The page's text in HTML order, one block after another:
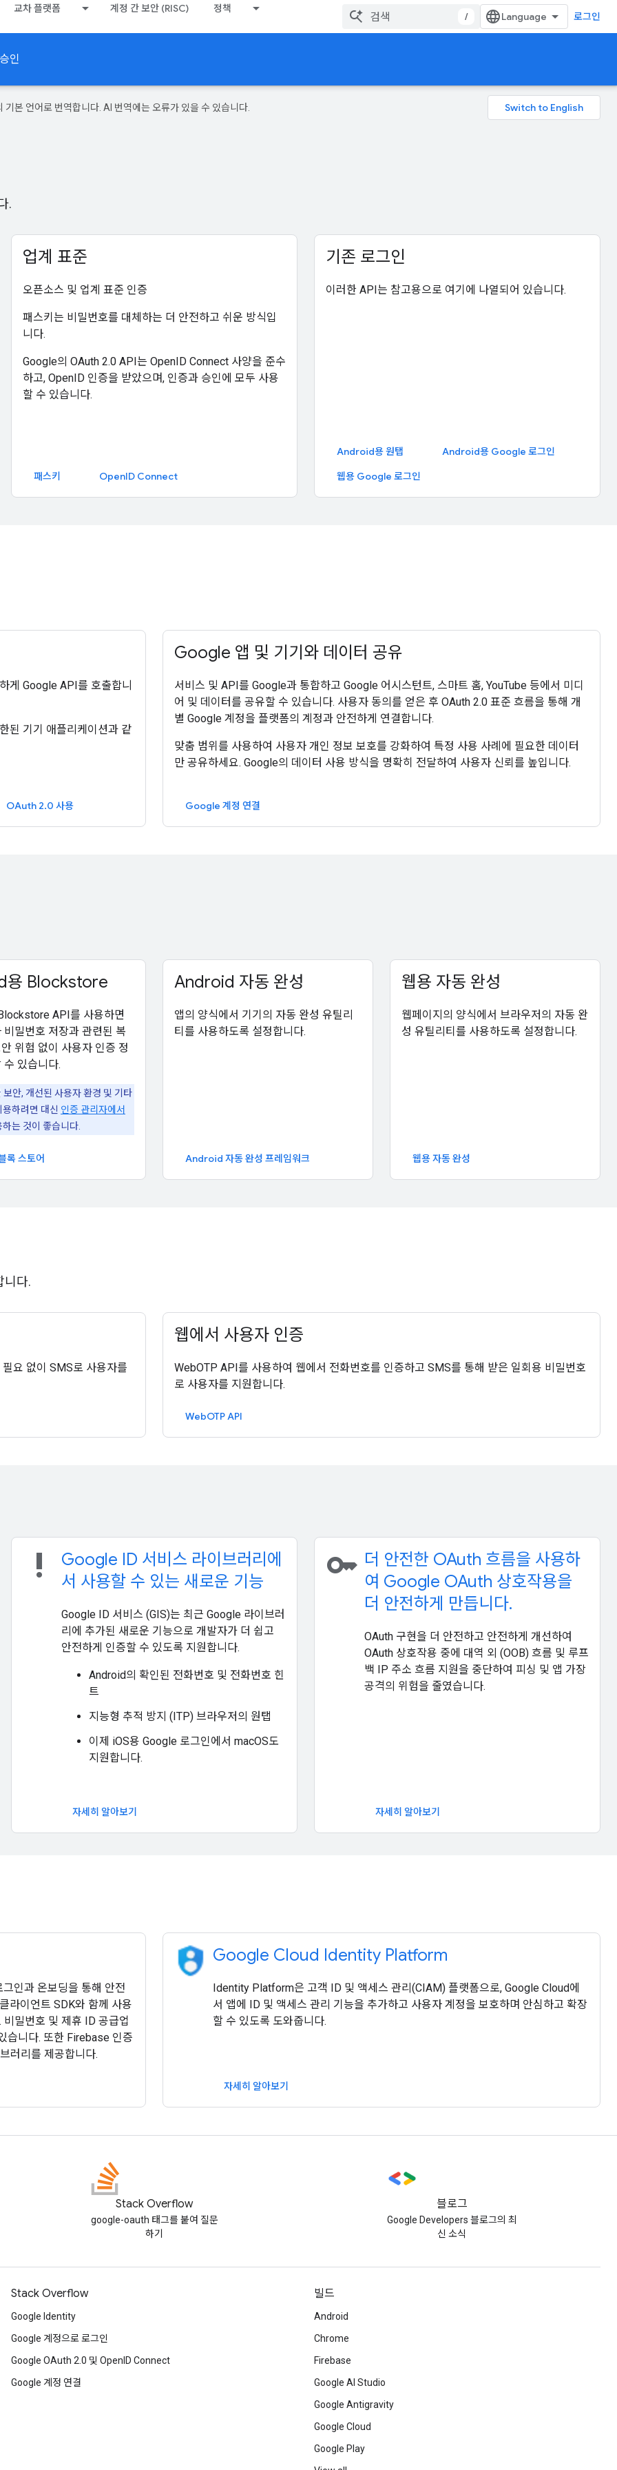
교차 플랫폼 계정 간 보안 (RISC) 정책
/ 로그인
인
기본 언어로 번역합니다. AI 번역에는 오류가 있을 수 있습니다.
.
업계 표준
오픈소스 및 업계 표준 인증
패스키는 비밀번호를 대체하는 더 안전하고 쉬운 방식입
니다.
Google의 OAuth 2.0 API는 OpenID Connect 사양을 준수
하고, OpenID 인증을 받았으며, 인증과 승인에 모두 사용
할 수 있습니다.
패스키 OpenID Connect
기존 로그인
이러한 API는 참고용으로 여기에 나열되어 있습니다.
Android용 원탭
Android용 Google 로그인
웹용 Google 로그인
게 Google API를 호출합니
된 기기 애플리케이션과 같
OAuth 2.0 사용
Google 앱 및 기기와 데이터 공유
서비스 및 API를 Google과 통합하고 Google 어시스턴트, 스마트 홈, YouTube 등에서 미디
어 및 데이터를 공유할 수 있습니다. 사용자 동의를 얻은 후 OAuth 2.0 표준 흐름을 통해 개
별 Google 계정을 플랫폼의 계정과 안전하게 연결합니다.
맞춤 범위를 사용하여 사용자 개인 정보 보호를 강화하여 특정 사용 사례에 필요한 데이터
만 공유하세요. Google의 데이터 사용 방식을 명확히 전달하여 사용자 신뢰를 높입니다.
Google 계정 연결
용 Blockstore
API를 사용하면
비밀번호 저장과 관련된 복
안 위험 없이 사용자 인증 정
수 있습니다.
보안, 개선된 사용자 환경 및 기타
용하려면 대신 인증 관리자에서
는 것이 좋습니다.
록 스토어
Android 자동 완성
앱의 양식에서 기기의 자동 완성 유틸리
티를 사용하도록 설정합니다.
Android 자동 완성 프레임워크
웹용 자동 완성
웹페이지의 양식에서 브라우저의 자동 완
성 유틸리티를 사용하도록 설정합니다.
웹용 자동 완성
니다.
요 없이 SMS로 사용자를
웹에서 사용자 인증
WebOTP API를 사용하여 웹에서 전화번호를 인증하고 SMS를 통해 받은 일회용 비밀번호
로 사용자를 지원합니다.
WebOTP API
priority_high
Google ID 서비스 라이브러리에
서 사용할 수 있는 새로운 기능
Google ID 서비스 (GIS)는 최근 Google 라이브러
리에 추가된 새로운 기능으로 개발자가 더 쉽고
안전하게 인증할 수 있도록 지원합니다.
Android의 확인된 전화번호 및 전화번호 힌
트
지능형 추적 방지 (ITP) 브라우저의 원탭
이제 iOS용 Google 로그인에서 macOS도
지원합니다.
자세히 알아보기
key 더 안전한 OAuth 흐름을 사용하
여 Google OAuth 상호작용을
더 안전하게 만듭니다.
OAuth 구현을 더 안전하고 안전하게 개선하여
OAuth 상호작용 중에 대역 외 (OOB) 흐름 및 루프
백 IP 주소 흐름 지원을 중단하여 피싱 및 앱 가장
공격의 위험을 줄였습니다.
자세히 알아보기
인과 온보딩을 통해 안전
라이언트 SDK와 함께 사용
비밀번호 및 제휴 ID 공급업
습니다. 또한 Firebase 인증
러리를 제공합니다.
Google Cloud Identity Platform
Identity Platform은 고객 ID 및 액세스 관리(CIAM) 플랫폼으로, Google Cloud에
서 앱에 ID 및 액세스 관리 기능을 추가하고 사용자 계정을 보호하며 안심하고 확장
할 수 있도록 도와줍니다.
자세히 알아보기
Stack Overflow
google-oauth 태그를 붙여 질문
하기
블로그
Google Developers 블로그의 최
신 소식
Stack Overflow
Google Identity
Google 계정으로 로그인
Google OAuth 2.0 및 OpenID Connect
Google 계정 연결
빌드
Android
Chrome
Firebase
Google AI Studio
Google Antigravity
Google Cloud
Google Play